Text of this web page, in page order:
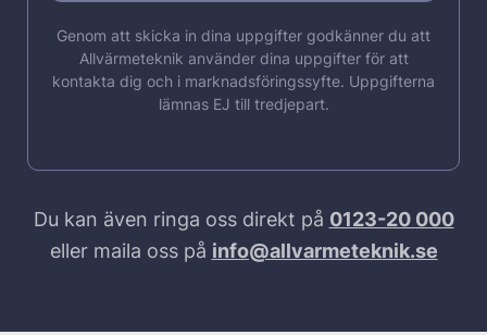
Genom att skicka in dina uppgifter godkänner du att
Allvärmeteknik använder dina uppgifter för att
kontakta dig och i marknadsföringssyfte. Uppgifterna
lämnas EJ till tredjepart.
Du kan även ringa oss direkt på 0123-20 000
eller maila oss på info@allvarmeteknik.se